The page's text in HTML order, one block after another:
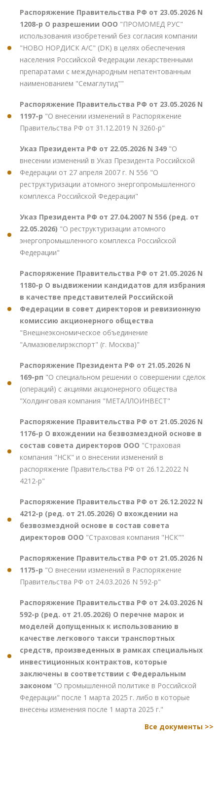
Распоряжение Правительства РФ от 23.05.2026 N
1208-р О разрешении ООО "ПРОМОМЕД РУС"
использования изобретений без согласия компании
"НОВО НОРДИСК А/С" (DK) в целях обеспечения
населения Российской Федерации лекарственными
препаратами с международным непатентованным
наименованием "Семаглутид""
Распоряжение Правительства РФ от 23.05.2026 N
1197-р "О внесении изменений в Распоряжение
Правительства РФ от 31.12.2019 N 3260-р"
Указ Президента РФ от 22.05.2026 N 349 "О
внесении изменений в Указ Президента Российской
Федерации от 27 апреля 2007 г. N 556 "О
реструктуризации атомного энергопромышленного
комплекса Российской Федерации"
Указ Президента РФ от 27.04.2007 N 556 (ред. от
22.05.2026) "О реструктуризации атомного
энергопромышленного комплекса Российской
Федерации"
Распоряжение Правительства РФ от 21.05.2026 N
1180-р О выдвижении кандидатов для избрания
в качестве представителей Российской
Федерации в совет директоров и ревизионную
комиссию акционерного общества
"Внешнеэкономическое объединение
"Алмазювелирэкспорт" (г. Москва)"
Распоряжение Президента РФ от 21.05.2026 N
169-рп "О специальном решении о совершении сделок
(операций) с акциями акционерного общества
"Холдинговая компания "МЕТАЛЛОИНВЕСТ"
Распоряжение Правительства РФ от 21.05.2026 N
1176-р О вхождении на безвозмездной основе в
состав совета директоров ООО "Страховая
компания "НСК" и о внесении изменений в
распоряжение Правительства РФ от 26.12.2022 N
4212-р"
Распоряжение Правительства РФ от 26.12.2022 N
4212-р (ред. от 21.05.2026) О вхождении на
безвозмездной основе в состав совета
директоров ООО "Страховая компания "НСК""
Распоряжение Правительства РФ от 21.05.2026 N
1175-р "О внесении изменений в Распоряжение
Правительства РФ от 24.03.2026 N 592-р"
Распоряжение Правительства РФ от 24.03.2026 N
592-р (ред. от 21.05.2026) О перечне марок и
моделей допущенных к использованию в
качестве легкового такси транспортных
средств, произведенных в рамках специальных
инвестиционных контрактов, которые
заключены в соответствии с Федеральным
законом "О промышленной политике в Российской
Федерации" после 1 марта 2025 г. либо в которые
внесены изменения после 1 марта 2025 г."
Все документы >>